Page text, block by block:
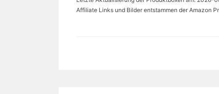
Affiliate Links und Bilder entstammen der Amazon